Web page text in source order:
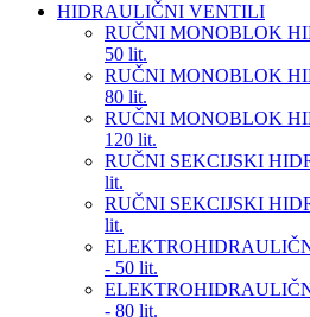
HIDRAULIČNI VENTILI
RUČNI MONOBLOK
50 lit.
RUČNI MONOBLOK
80 lit.
RUČNI MONOBLOK
120 lit.
RUČNI SEKCIJSKI
lit.
RUČNI SEKCIJSKI
lit.
- 50 lit.
- 80 lit.